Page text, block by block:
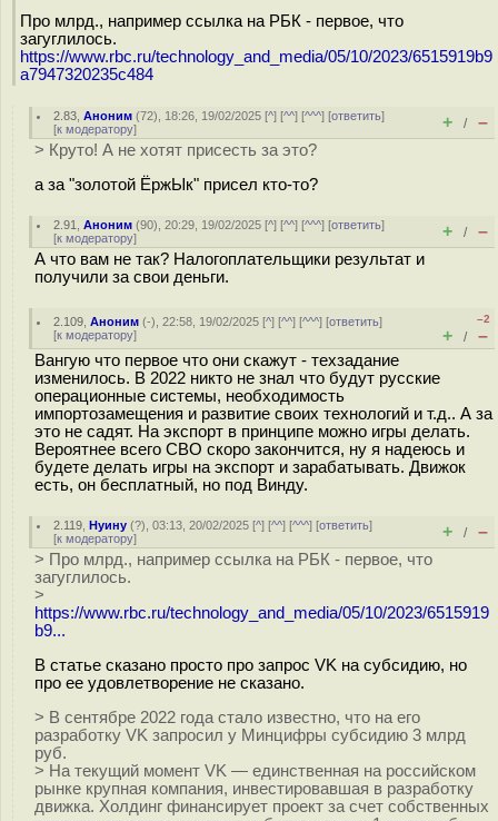
Про млрд., например ссылка на РБК - первое, что
загуглилось.
https://www.rbc.ru/technology_and_media/05/10/2023/6515919b9
a7947320235c484
2.83 ,Аноним (72), 18:26, 19/02/2025 [^] [^^] [^^^] [ответить]
[к модератору] + / –
> Круто! А не хотят присесть за это?
а за "золотой ЁржЫк" присел кто-то?
2.91 ,Аноним (90), 20:29, 19/02/2025 [^] [^^] [^^^] [ответить]
[к модератору] + / –
А что вам не так? Налогоплательщики результат и
получили за свои деньги.
2.109 ,Аноним (-), 22:58, 19/02/2025 [^] [^^] [^^^] [ответить]
[к модератору]
–2
+ / –
Вангую что первое что они скажут - техзадание
изменилось. В 2022 никто не знал что будут русские
операционные системы, необходимость
импортозамещения и развитие своих технологий и т.д.. А за
это не садят. На экспорт в принципе можно игры делать.
Вероятнее всего СВО скоро закончится, ну я надеюсь и
будете делать игры на экспорт и зарабатывать. Движок
есть, он бесплатный, но под Винду.
2.119 ,Нуину (?), 03:13, 20/02/2025 [^] [^^] [^^^] [ответить]
[к модератору] + / –
> Про млрд., например ссылка на РБК - первое, что
загуглилось.
>
https://www.rbc.ru/technology_and_media/05/10/2023/6515919
b9...
В статье сказано просто про запрос VK на субсидию, но
про ее удовлетворение не сказано.
> В сентябре 2022 года стало известно, что на его
разработку VK запросил у Минцифры субсидию 3 млрд
руб.
> На текущий момент VK — единственная на российском
рынке крупная компания, инвестировавшая в разработку
движка. Холдинг финансирует проект за счет собственных